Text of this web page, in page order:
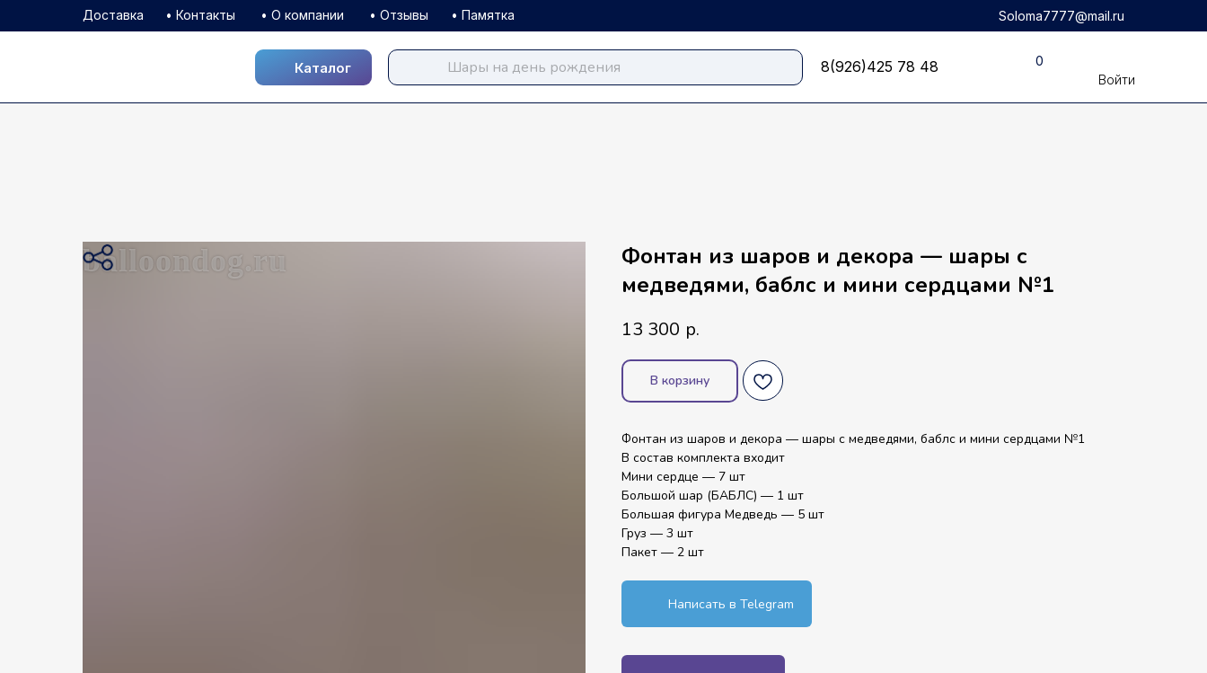
Soloma7777@mail.ru
• Памятка
• Отзывы
• О компании
• Контакты
Доставка
Каталог
Войти
0
8(926)425 78 48
Каталог 8(926)425 78 48
balloondog.ru balloondog.ru
Фонтан из шаров и декора — шары с
медведями, баблс и мини сердцами №1
13 300 р.
В корзину
Фонтан из шаров и декора — шары с медведями, баблс и мини сердцами №1
В состав комплекта входит
Мини сердце — 7 шт
Большой шар (БАБЛС) — 1 шт
Большая фигура Медведь — 5 шт
Груз — 3 шт
Пакет — 2 шт
Написать в Telegram